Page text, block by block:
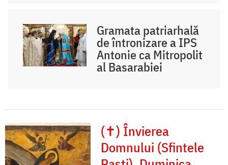
Gramata patriarhală
de întronizare a IPS
Antonie ca Mitropolit
al Basarabiei
(✝) Învierea
Domnului (Sfintele